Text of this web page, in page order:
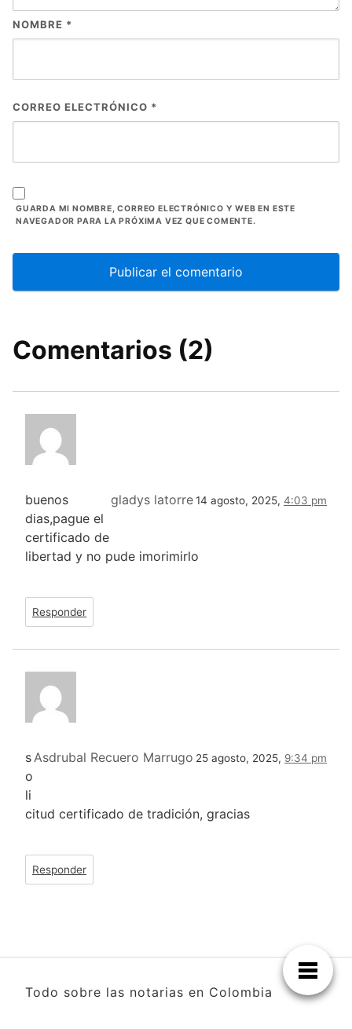
NOMBRE *
CORREO ELECTRÓNICO *
GUARDA MI NOMBRE, CORREO ELECTRÓNICO Y WEB EN ESTE
NAVEGADOR PARA LA PRÓXIMA VEZ QUE COMENTE.
Comentarios (2)
gladys latorre14 agosto, 2025, 4:03 pm
buenos
dias,pague el
certificado de
libertad y no pude imorimirlo
Responder
Asdrubal Recuero Marrugo 25 agosto, 2025, 9:34 pm
s
o
li
citud certificado de tradición, gracias
Responder
Todo sobre las notarias en Colombia